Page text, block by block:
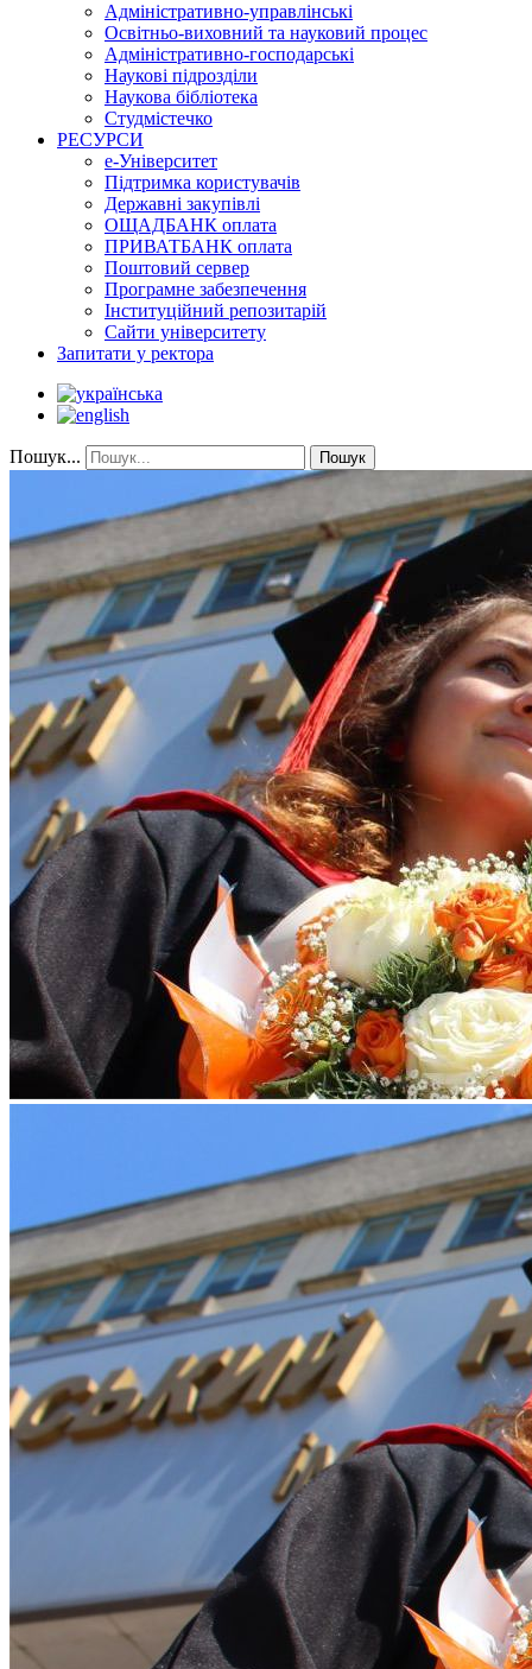
Адміністративно-управлінські
Освітньо-виховний та науковий процес
Адміністративно-господарські
Наукові підрозділи
Наукова бібліотека
Студмістечко
РЕСУРСИ
е-Університет
Підтримка користувачів
Державні закупівлі
ОЩАДБАНК оплата
ПРИВАТБАНК оплата
Поштовий сервер
Програмне забезпечення
Інституційний репозитарій
Сайти університету
Запитати у ректора
Пошук... Пошук